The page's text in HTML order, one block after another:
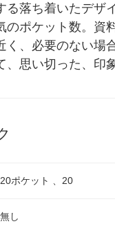
る落ち着いたデザ
のポケット数。資
く、必要のない場
思い切った、印
20ポケット 、20
無し